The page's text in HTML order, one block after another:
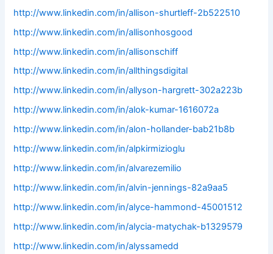
http://www.linkedin.com/in/allison-shurtleff-2b522510
http://www.linkedin.com/in/allisonhosgood
http://www.linkedin.com/in/allisonschiff
http://www.linkedin.com/in/allthingsdigital
http://www.linkedin.com/in/allyson-hargrett-302a223b
http://www.linkedin.com/in/alok-kumar-1616072a
http://www.linkedin.com/in/alon-hollander-bab21b8b
http://www.linkedin.com/in/alpkirmizioglu
http://www.linkedin.com/in/alvarezemilio
http://www.linkedin.com/in/alvin-jennings-82a9aa5
http://www.linkedin.com/in/alyce-hammond-45001512
http://www.linkedin.com/in/alycia-matychak-b1329579
http://www.linkedin.com/in/alyssamedd